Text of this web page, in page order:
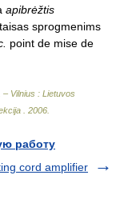
apibrėžtis
sprogmenims
point de mise de
Vilnius : Lietuvos
2006
работу
cord amplifier